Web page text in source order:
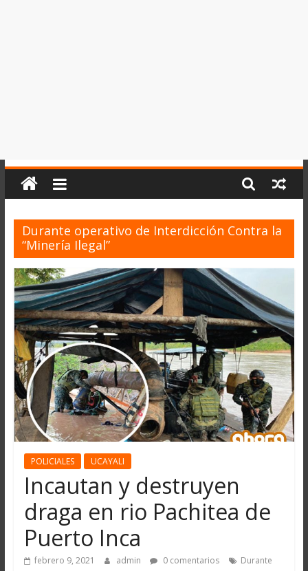
Durante operativo de Interdicción Contra la
“Minería Ilegal”
POLICIALES UCAYALI
Incautan y destruyen
draga en rio Pachitea de
Puerto Inca
febrero 9, 2021 admin 0 comentarios
Durante